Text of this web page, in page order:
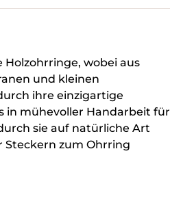
wobei aus
und kleinen
ihre einzigartige
in mühevoller Handarbeit für
sie auf natürliche Art
Steckern zum Ohrring